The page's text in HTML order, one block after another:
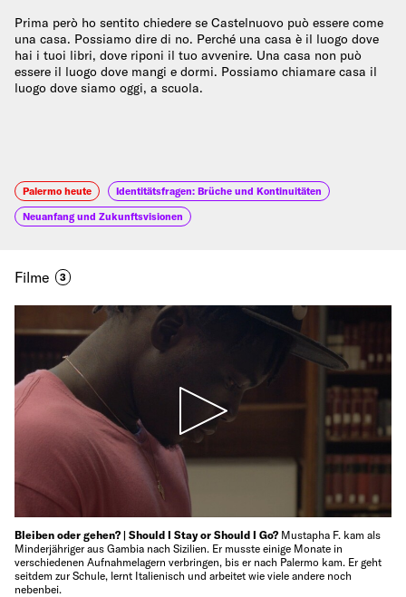
Prima però ho sentito chiedere se Castelnuovo può essere come
una casa. Possiamo dire di no. Perché una casa è il luogo dove
hai i tuoi libri, dove riponi il tuo avvenire. Una casa non può
essere il luogo dove mangi e dormi. Possiamo chiamare casa il
luogo dove siamo oggi, a scuola.
Palermo heute Identitätsfragen: Brüche und Kontinuitäten
Neuanfang und Zukunftsvisionen
Filme 3
Bleiben oder gehen? | Should I Stay or Should I Go? Mustapha F. kam als
Minderjähriger aus Gambia nach Sizilien. Er musste einige Monate in
verschiedenen Aufnahmelagern verbringen, bis er nach Palermo kam. Er geht
seitdem zur Schule, lernt Italienisch und arbeitet wie viele andere noch
nebenbei.